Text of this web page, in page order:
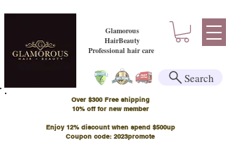
Glamorous
HairBeauty
Professional hair care
Over $300 Free shipping
​10% off for new member
Enjoy 12% discount when spend $500up
Coupon code: 2023promote
Search